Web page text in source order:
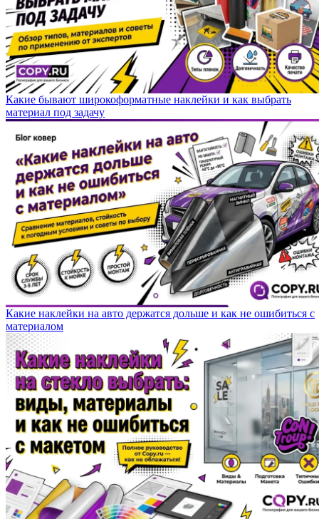
Какие бывают широкоформатные наклейки и как выбрать
материал под задачу
Какие наклейки на авто держатся дольше и как не ошибиться с
материалом